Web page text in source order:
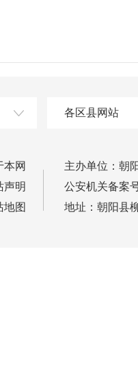
各区县网站
本网
声明
地图
主办单位：朝
公安机关备案
地址：朝阳县